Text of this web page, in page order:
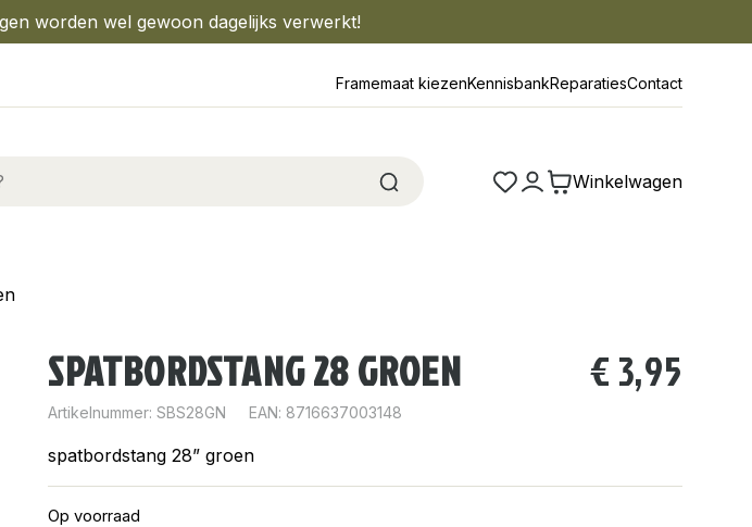
worden wel gewoon dagelijks verwerkt!
Framemaat kiezenKennisbankReparatiesContact
Winkelwagen
SPATBORDSTANG 28 GROEN € 3,95
Artikelnummer:SBS28GN EAN: 8716637003148
spatbordstang 28” groen
Op voorraad